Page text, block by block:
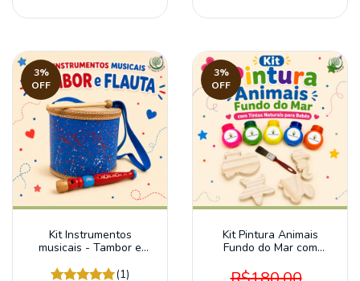
3%
OFF
Kit Instrumentos
musicais - Tambor e
crianças (1)
3%
OFF
Kit Pintura Animais
Fundo do Mar com
bebês